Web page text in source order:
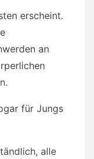
erscheint.
an
für Jungs
alle